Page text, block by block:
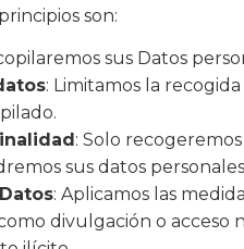
son:
sus Datos
: Limitamos la
: Solo
sus datos
: Aplicamos las
divulgación o